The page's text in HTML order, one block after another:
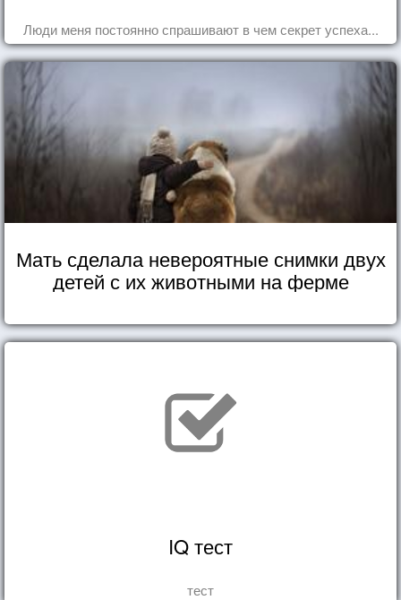
Люди меня постоянно спрашивают в чем секрет успеха...
Мать сделала невероятные снимки двух
детей с их животными на ферме
IQ тест
тест